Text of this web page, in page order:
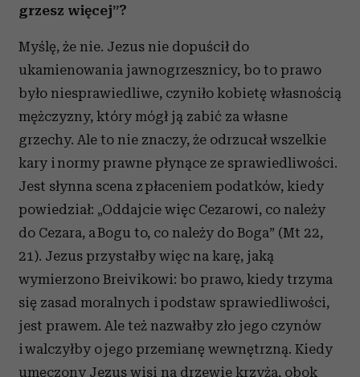
grzesz więcej”?
Myślę, że nie. Jezus nie dopuścił do
ukamienowania jawnogrzesznicy, bo to prawo
było niesprawiedliwe, czyniło kobietę własnością
mężczyzny, który mógł ją zabić za własne
grzechy. Ale to nie znaczy, że odrzucał wszelkie
kary i normy prawne płynące ze sprawiedliwości.
Jest słynna scena z płaceniem podatków, kiedy
powiedział: „Oddajcie więc Cezarowi, co należy
do Cezara, a Bogu to, co należy do Boga” (Mt 22,
21). Jezus przystałby więc na karę, jaką
wymierzono Breivikowi: bo prawo, kiedy trzyma
się zasad moralnych i podstaw sprawiedliwości,
jest prawem. Ale też nazwałby zło jego czynów
i walczyłby o jego przemianę wewnętrzną. Kiedy
umęczony Jezus wisi na drzewie krzyża, obok